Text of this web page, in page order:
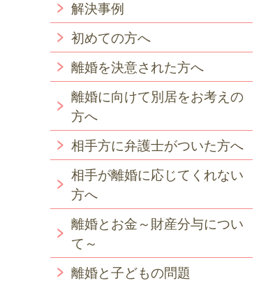
解決事例
初めての方へ
離婚を決意された方へ
離婚に向けて別居をお考えの
方へ
相手方に弁護士がついた方へ
相手が離婚に応じてくれない
方へ
離婚とお金～財産分与につい
て～
離婚と子どもの問題